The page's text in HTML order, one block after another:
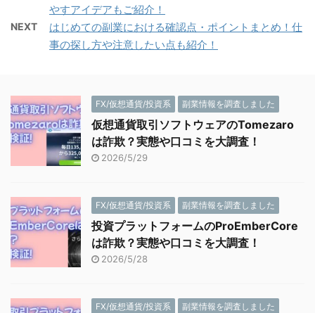
やすアイデアもご紹介！
NEXT
はじめての副業における確認点・ポイントまとめ！仕
事の探し方や注意したい点も紹介！
FX/仮想通貨/投資系 副業情報を調査しました
仮想通貨取引ソフトウェアのTomezaro
は詐欺？実態や口コミを大調査！
2026/5/29
FX/仮想通貨/投資系 副業情報を調査しました
投資プラットフォームのProEmberCore
は詐欺？実態や口コミを大調査！
2026/5/28
FX/仮想通貨/投資系 副業情報を調査しました